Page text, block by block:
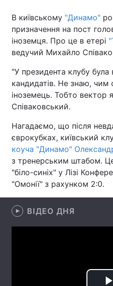
Головна
Україна
Економіка
Спорт
Техно і зв'язок
Здоров'я
Цікавинки
Екологія
Лонгріди
В київському "Динамо"
призначення на пост
іноземця. Про це в етері
ведучий Михайло
"У президента клубу
кандидатів. Не знаю, чим
іноземець. Тобто вектор
Співаковський.
Нагадаємо, що після
єврокубках, київський
коуча "Динамо"
з тренерським штабом.
"біло-синіх" у Лізі
"Омонії" з рахунком 2:0.
ВІДЕО ДНЯ